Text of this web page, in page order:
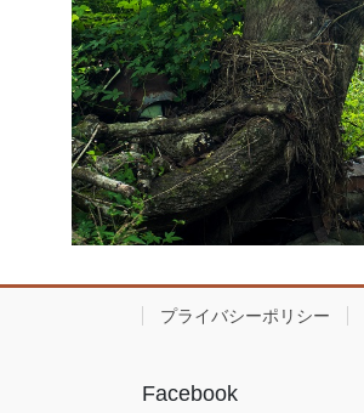
プライバシーポリシー
Facebook